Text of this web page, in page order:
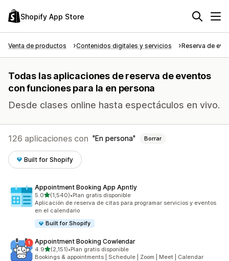
Shopify App Store
Venta de productos Contenidos digitales y servicios Reserva de
Todas las aplicaciones de reserva de eventos
con funciones para la en persona
Desde clases online hasta espectáculos en vivo.
126 aplicaciones con En persona Borrar
Built for Shopify
Appointment Booking App Apntly
5.0de 5 estrellas
(1,540)
1540 reseñas en total
•Plan gratis disponible
Aplicación de reserva de citas para programar servicios y eventos
en el calendario
Built for Shopify
Appointment Booking Cowlendar
4.9de 5 estrellas
(2,151)
2151 reseñas en total
•Plan gratis disponible
Bookings & appointments | Schedule | Zoom | Meet | Calendar